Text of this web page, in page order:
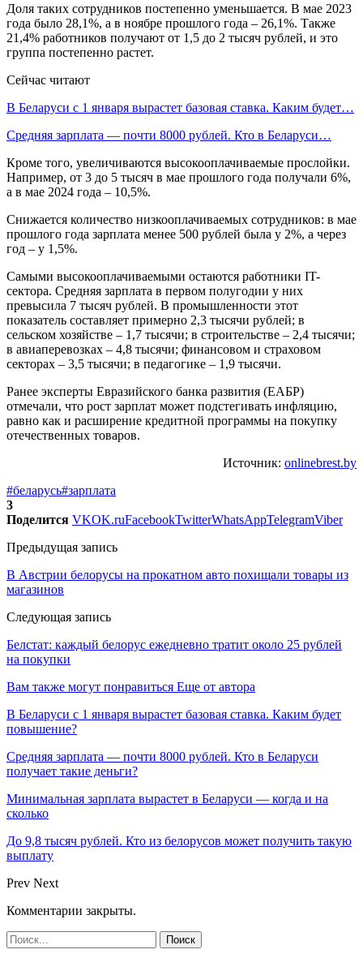
Доля таких сотрудников постепенно уменьшается. В мае 2023
года было 28,1%, а в ноябре прошлого года – 26,1%. Также
21,4% работников получают от 1,5 до 2 тысяч рублей, и это
группа постепенно растет.
Сейчас читают
В Беларуси с 1 января вырастет базовая ставка. Каким будет…
Средняя зарплата — почти 8000 рублей. Кто в Беларуси…
Кроме того, увеличиваются высокооплачиваемые прослойки.
Например, от 3 до 5 тысяч в мае прошлого года получали 6%,
а в мае 2024 года – 10,5%.
Снижается количество низкооплачиваемых сотрудников: в мае
прошлого года зарплата менее 500 рублей была у 2%, а через
год – у 1,5%.
Самыми высокооплачиваемыми остаются работники IT-
сектора. Средняя зарплата в первом полугодии у них
превысила 7 тысяч рублей. В промышленности этот
показатель составляет примерно 2,3 тысячи рублей; в
сельском хозяйстве – 1,7 тысячи; в строительстве – 2,4 тысячи;
в авиаперевозках – 4,8 тысячи; финансовом и страховом
секторах – 3,5 тысячи; в педагогике – 1,9 тысячи.
Ранее эксперты Евразийского банка развития (ЕАБР)
отмечали, что рост зарплат может подстегивать инфляцию,
равно как и расширение кредитной программы на покупку
отечественных товаров.
Источник: onlinebrest.by
#беларусь#зарплата
3
Поделится VKOK.ruFacebookTwitterWhatsAppTelegramViber
Предыдущая запись
В Австрии белорусы на прокатном авто похищали товары из
магазинов
Следующая запись
Белстат: каждый белорус ежедневно тратит около 25 рублей
на покупки
Вам также могут понравиться Еще от автора
В Беларуси с 1 января вырастет базовая ставка. Каким будет
повышение?
Средняя зарплата — почти 8000 рублей. Кто в Беларуси
получает такие деньги?
Минимальная зарплата вырастет в Беларуси — когда и на
сколько
До 9,8 тысяч рублей. Кто из белорусов может получить такую
выплату
Prev Next
Комментарии закрыты.